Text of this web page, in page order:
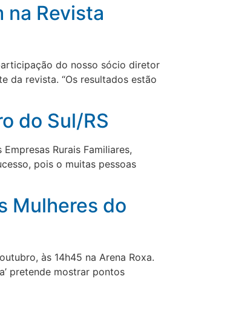
Revista
do nosso sócio diretor
da revista. “Os resultados estão
do Sul/RS
Rurais Familiares,
pois o muitas pessoas
Mulheres do
às 14h45 na Arena Roxa.
pretende mostrar pontos